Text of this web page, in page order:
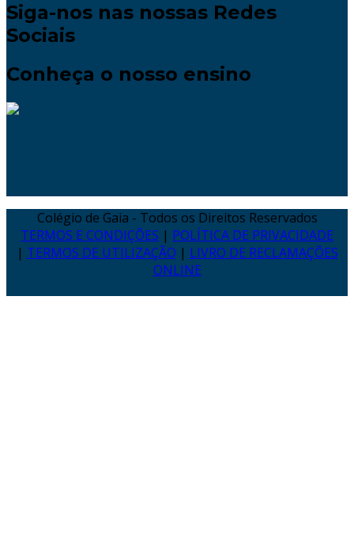
Siga-nos nas nossas Redes
Sociais
Conheça o nosso ensino
Colégio de Gaia - Todos os Direitos Reservados
TERMOS E CONDIÇÕES | POLÍTICA DE PRIVACIDADE
| TERMOS DE UTILIZAÇÃO | LIVRO DE RECLAMAÇÕES
ONLINE